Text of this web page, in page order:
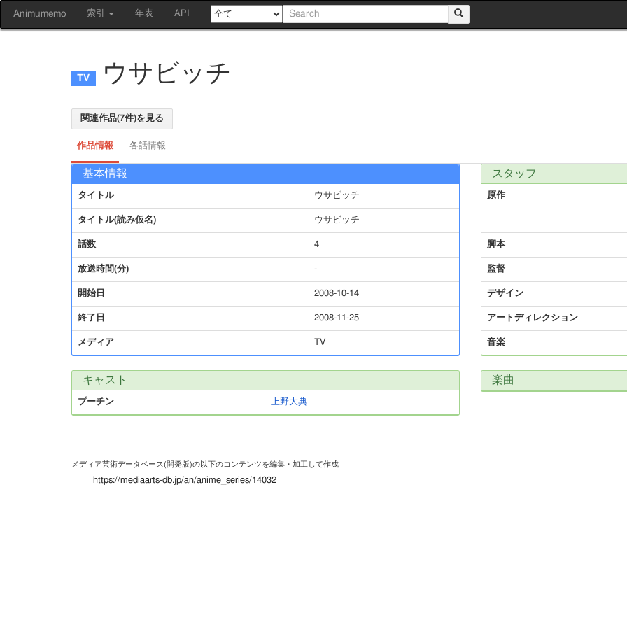
Animumemo 索引 年表 API
ウサビッチ
関連作品(7件)を見る
作品情報 各話情報
基本情報
タイトル ウサビッチ
タイトル(読み仮名) ウサビッチ
話数 4
放送時間(分) -
開始日 2008-10-14
終了日 2008-11-25
メディア TV
スタッフ
原作
脚本
監督
デザイン
アートディレクション
音楽
キャスト
プーチン 上野大典
楽曲
メディア芸術データベース(開発版)の以下のコンテンツを編集・加工して作成
https://mediaarts-db.jp/an/anime_series/14032